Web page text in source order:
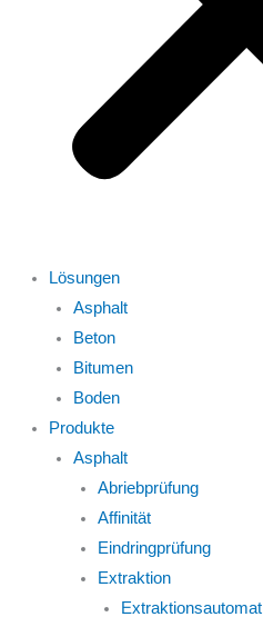
Lösungen
Asphalt
Beton
Bitumen
Boden
Produkte
Asphalt
Abriebprüfung
Affinität
Eindringprüfung
Extraktion
Extraktionsautomat